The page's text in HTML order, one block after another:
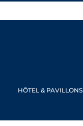
HÔTEL & PAVILLONS